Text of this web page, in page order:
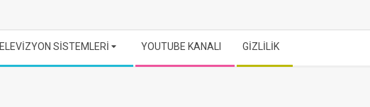
SİSTEMLERİ YOUTUBE KANALI GİZLİLİK